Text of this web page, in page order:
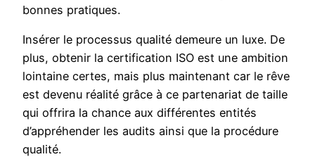
bonnes pratiques.
Insérer le processus qualité demeure un luxe. De
plus, obtenir la certification ISO est une ambition
lointaine certes, mais plus maintenant car le rêve
est devenu réalité grâce à ce partenariat de taille
qui offrira la chance aux différentes entités
d’appréhender les audits ainsi que la procédure
qualité.